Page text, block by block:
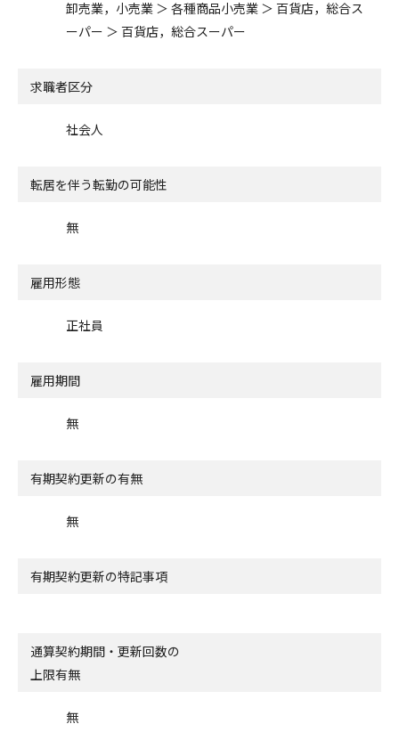
卸売業，小売業 ＞ 各種商品小売業 ＞ 百貨店，総合ス
ーパー ＞ 百貨店，総合スーパー
求職者区分
社会人
転居を伴う転勤の可能性
無
雇用形態
正社員
雇用期間
無
有期契約更新の有無
無
有期契約更新の特記事項
通算契約期間・更新回数の
上限有無
無